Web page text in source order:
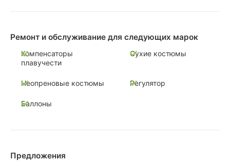
Ремонт и обслуживание для следующих марок
Компенсаторы
плавучести
Сухие костюмы
Неопреновые костюмы Регулятор
Баллоны
Предложения